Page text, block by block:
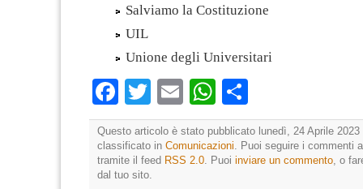
Salviamo la Costituzione
UIL
Unione degli Universitari
Facebook
TwitterEmailWhatsApp
Questo articolo è stato pubblicato lunedì, 24 Aprile 2023
classificato in Comunicazioni . Puoi seguire i commenti
tramite il feed RSS 2.0 . Puoi inviare un commento , o
dal tuo sito.